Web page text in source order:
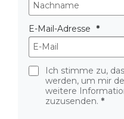
E-Mail-Adresse
Ich stimme zu,
werden, um mir
weitere
zuzusenden.